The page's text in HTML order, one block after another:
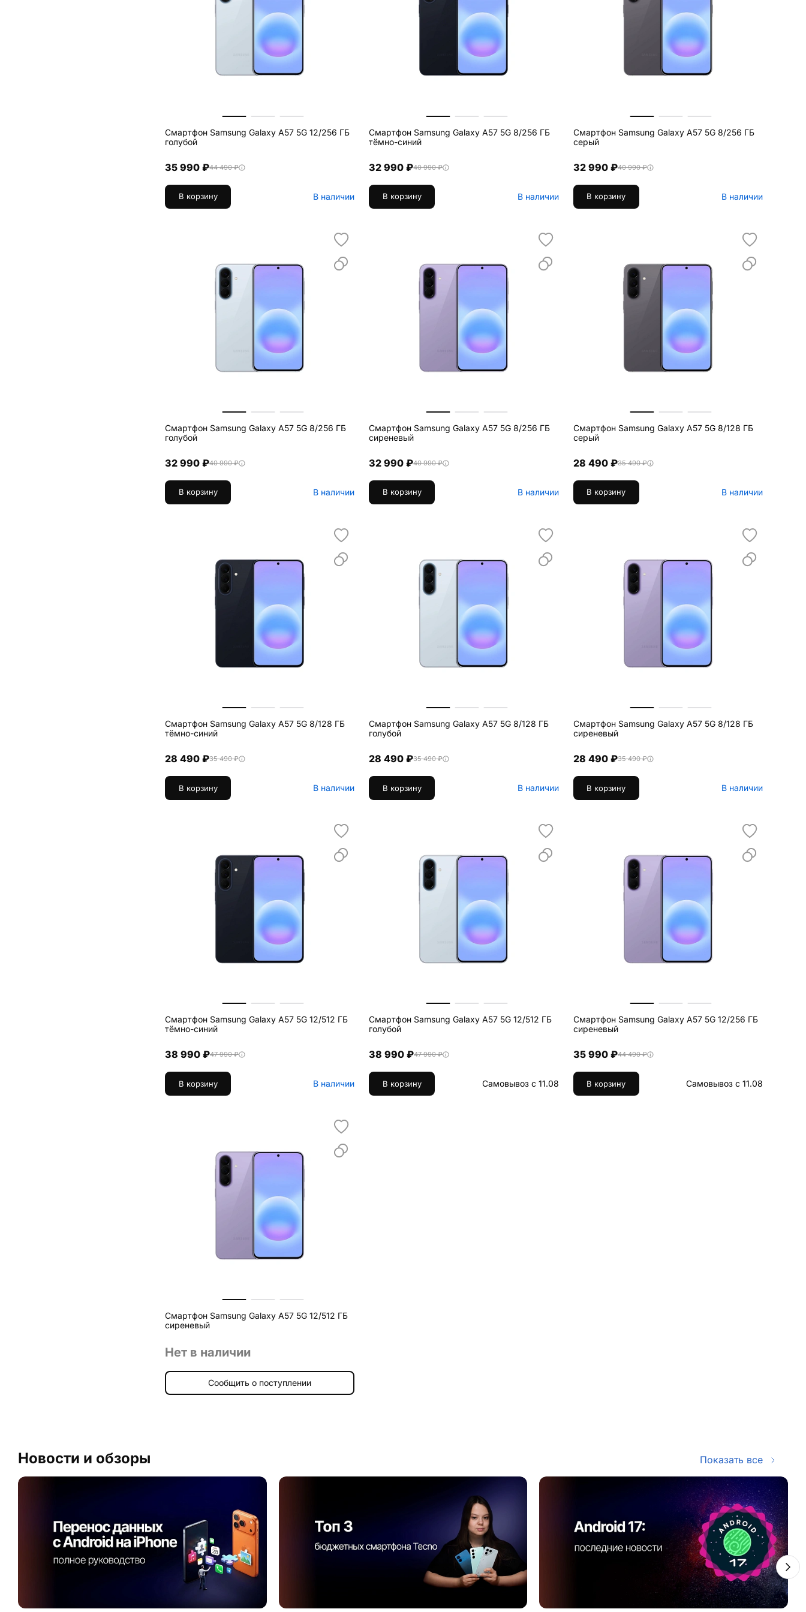
Смартфон Samsung Galaxy A57 5G 12/256 ГБ
голубой
35 990 ₽44 490 ₽
В корзину В наличии
Смартфон Samsung Galaxy A57 5G 8/256 ГБ
тёмно-синий
32 990 ₽40 990 ₽
В корзину В наличии
Смартфон Samsung Galaxy A57 5G 8/256 ГБ
серый
32 990 ₽40 990 ₽
В корзину В наличии
Смартфон Samsung Galaxy A57 5G 8/256 ГБ
голубой
32 990 ₽40 990 ₽
В корзину В наличии
Смартфон Samsung Galaxy A57 5G 8/256 ГБ
сиреневый
32 990 ₽40 990 ₽
В корзину В наличии
Смартфон Samsung Galaxy A57 5G 8/128 ГБ
серый
28 490 ₽35 490 ₽
В корзину В наличии
Смартфон Samsung Galaxy A57 5G 8/128 ГБ
тёмно-синий
28 490 ₽35 490 ₽
В корзину В наличии
Смартфон Samsung Galaxy A57 5G 8/128 ГБ
голубой
28 490 ₽35 490 ₽
В корзину В наличии
Смартфон Samsung Galaxy A57 5G 8/128 ГБ
сиреневый
28 490 ₽35 490 ₽
В корзину В наличии
Смартфон Samsung Galaxy A57 5G 12/512 ГБ
тёмно-синий
38 990 ₽47 990 ₽
В корзину В наличии
Смартфон Samsung Galaxy A57 5G 12/512 ГБ
голубой
38 990 ₽47 990 ₽
В корзину Самовывоз с 11.08
Смартфон Samsung Galaxy A57 5G 12/256 ГБ
сиреневый
35 990 ₽44 490 ₽
В корзину Самовывоз с 11.08
Смартфон Samsung Galaxy A57 5G 12/512 ГБ
сиреневый
Нет в наличии
Сообщить о поступлении
Новости и обзоры Показать все